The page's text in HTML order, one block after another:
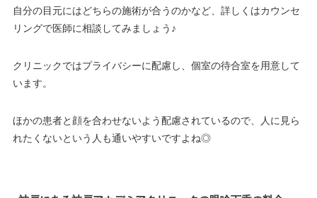
自分の目元にはどちらの施術が合うのかなど、詳しくはカウンセ
リングで医師に相談してみましょう♪
クリニックではプライバシーに配慮し、個室の待合室を用意して
います。
ほかの患者と顔を合わせないよう配慮されているので、人に見ら
れたくないという人も通いやすいですよね◎